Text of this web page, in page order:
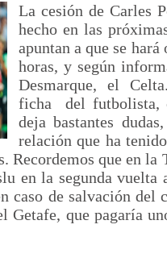
La cesión de Carles
hecho en las
apuntan a que se
horas, y según
Desmarque, el
ficha del futbolista,
deja bastantes
relación que ha
Recordemos que en la
en la segunda
caso de salvación del
Getafe, que pagaría